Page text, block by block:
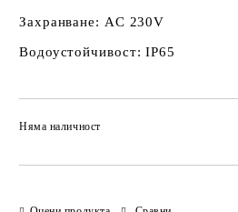
Захранване: AC 230V
Водоустойчивост:IP65
Няма наличност